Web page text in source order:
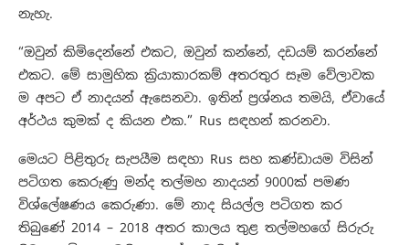
නැහැ.
“ඔවුන් කිමිදෙන්නේ එකට, ඔවුන් කන්නේ, දඩයම් කරන්නේ
එකට. මේ සාමුහික ක්‍රියාකාරකම් අතරතුර සෑම වේලාවක
ම අපට ඒ නාදයන් ඇසෙනවා. ඉතින් ප්‍රශ්නය තමයි, ඒවායේ
අර්ථය කුමක් ද කියන එක.” Rus සඳහන් කරනවා.
මෙයට පිළිතුරු සැපයීම සඳහා Rus සහ කණ්ඩායම විසින්
පටිගත කෙරුණු මන්ද තල්මහ නාදයන් 9000ක් පමණ
විශ්ලේෂණය කෙරුණා. මේ නාද සියල්ල පටිගත කර
තිබුණේ 2014 – 2018 අතර කාලය තුළ තල්මහගේ සිරුරු